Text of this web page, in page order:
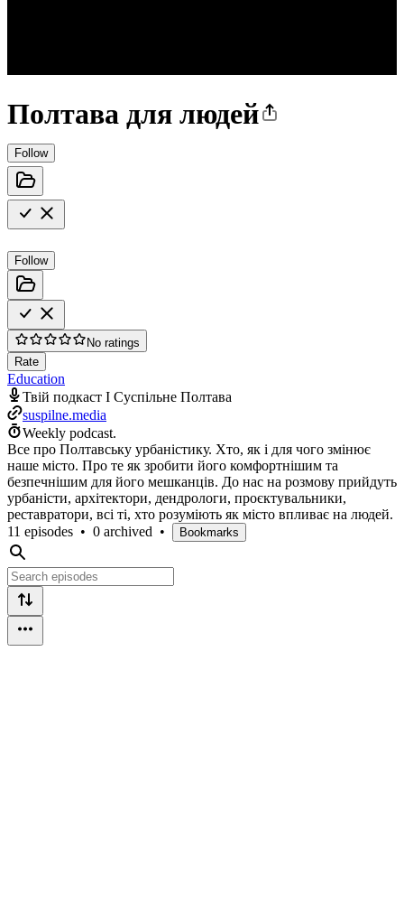
Полтава для людей
Follow
Follow
No ratings
Rate
Education
Твій подкаст І Суспільне Полтава
suspilne.media
Weekly podcast.
Все про Полтавську урбаністику. Хто, як і для чого змінює
наше місто. Про те як зробити його комфортнішим та
безпечнішим для його мешканців. До нас на розмову прийдуть
урбаністи, архітектори, дендрологи, проєктувальники,
реставратори, всі ті, хто розуміють як місто впливає на людей.
11 episodes • 0 archived • Bookmarks